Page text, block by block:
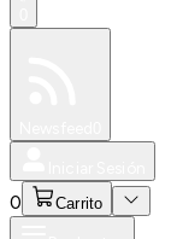
0 Carrito